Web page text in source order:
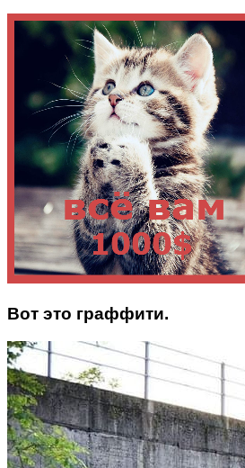
Вот это граффити.